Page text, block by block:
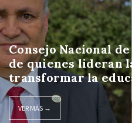
Consejo Nacional
de quienes lideran
transformar la
VER MÁS →